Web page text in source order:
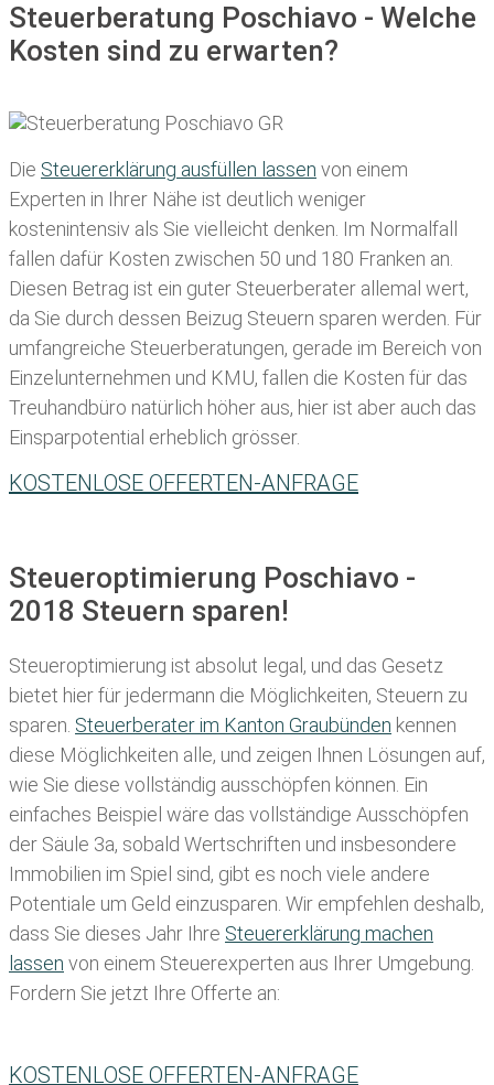
Steuerberatung Poschiavo - Welche
Kosten sind zu erwarten?
Die Steuererklärung ausfüllen lassen von einem
Experten in Ihrer Nähe ist deutlich weniger
kostenintensiv als Sie vielleicht denken. Im Normalfall
fallen dafür Kosten zwischen 50 und 180 Franken an.
Diesen Betrag ist ein guter Steuerberater allemal wert,
da Sie durch dessen Beizug Steuern sparen werden. Für
umfangreiche Steuerberatungen, gerade im Bereich von
Einzelunternehmen und KMU, fallen die Kosten für das
Treuhandbüro natürlich höher aus, hier ist aber auch das
Einsparpotential erheblich grösser.
KOSTENLOSE OFFERTEN-ANFRAGE
Steueroptimierung Poschiavo -
2018 Steuern sparen!
Steueroptimierung ist absolut legal, und das Gesetz
bietet hier für jedermann die Möglichkeiten, Steuern zu
sparen. Steuerberater im K anton Graubünden kennen
diese Möglichkeiten alle, und zeigen Ihnen Lösungen auf,
wie Sie diese vollständig ausschöpfen können. Ein
einfaches Beispiel wäre das vollständige Ausschöpfen
der Säule 3a, sobald Wertschriften und insbesondere
Immobilien im Spiel sind, gibt es noch viele andere
Potentiale um Geld einzusparen. Wir empfehlen deshalb,
dass Sie dieses Jahr Ihre Steuererklärung machen
lassen von einem Steuerexperten aus Ihrer Umgebung.
Fordern Sie jetzt Ihre Offerte an:
KOSTENLOSE OFFERTEN-ANFRAGE